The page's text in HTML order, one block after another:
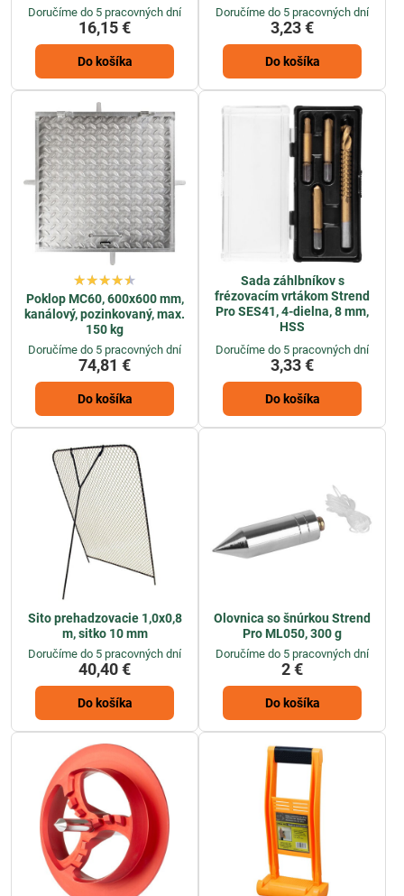
Doručíme do 5 pracovných dní
16,15 €
Do košíka
Doručíme do 5 pracovných dní
3,23 €
Do košíka
Poklop MC60, 600x600 mm,
kanálový, pozinkovaný, max.
150 kg
Doručíme do 5 pracovných dní
74,81 €
Do košíka
Sada záhlbníkov s
frézovacím vrtákom Strend
Pro SES41, 4-dielna, 8 mm,
HSS
Doručíme do 5 pracovných dní
3,33 €
Do košíka
Sito prehadzovacie 1,0x0,8
m, sitko 10 mm
Doručíme do 5 pracovných dní
40,40 €
Do košíka
Olovnica so šnúrkou Strend
Pro ML050, 300 g
Doručíme do 5 pracovných dní
2 €
Do košíka